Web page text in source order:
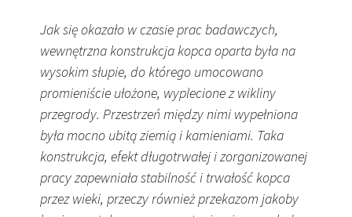
Jak się okazało w czasie prac badawczych,
wewnętrzna konstrukcja kopca oparta była na
wysokim słupie, do którego umocowano
promieniście ułożone, wyplecione z wikliny
przegrody. Przestrzeń między nimi wypełniona
była mocno ubitą ziemią i kamieniami. Taka
konstrukcja, efekt długotrwałej i zorganizowanej
pracy zapewniała stabilność i trwałość kopca
przez wieki, przeczy również przekazom jakoby